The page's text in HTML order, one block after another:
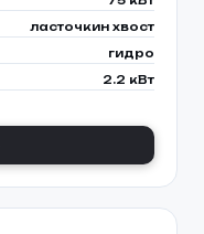
ласточкин хвост
гидро
2.2 кВт